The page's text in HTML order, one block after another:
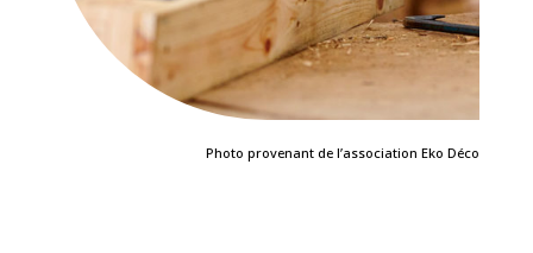
Photo provenant de l’association Eko Déco